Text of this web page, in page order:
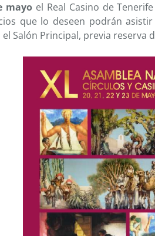
mayoel Real Casino de
que lo deseen podrán
el Salón Principal, previa reserva